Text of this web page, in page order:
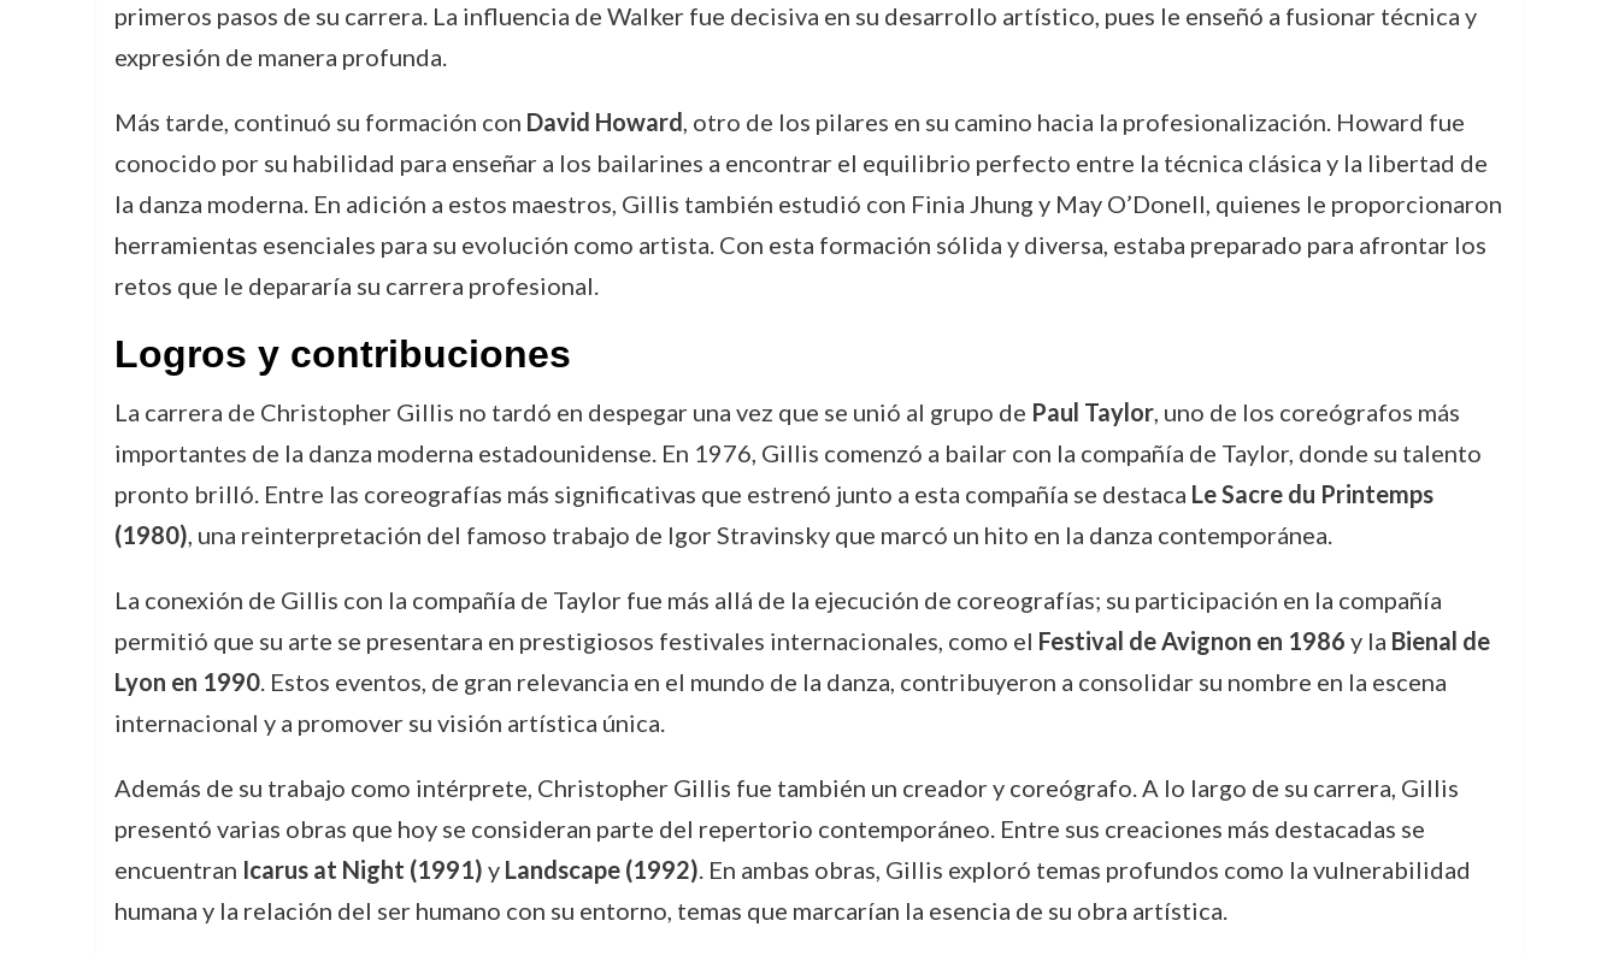
primeros pasos de su carrera. La influencia de Walker fue decisiva en su desarrollo artístico, pues le enseñó a fusionar técnica y
expresión de manera profunda.
Más tarde, continuó su formación con David Howard, otro de los pilares en su camino hacia la profesionalización. Howard fue
conocido por su habilidad para enseñar a los bailarines a encontrar el equilibrio perfecto entre la técnica clásica y la libertad de
la danza moderna. En adición a estos maestros, Gillis también estudió con Finia Jhung y May O’Donell, quienes le proporcionaron
herramientas esenciales para su evolución como artista. Con esta formación sólida y diversa, estaba preparado para afrontar los
retos que le depararía su carrera profesional.
Logros y contribuciones
La carrera de Christopher Gillis no tardó en despegar una vez que se unió al grupo de Paul Taylor, uno de los coreógrafos más
importantes de la danza moderna estadounidense. En 1976, Gillis comenzó a bailar con la compañía de Taylor, donde su talento
pronto brilló. Entre las coreografías más significativas que estrenó junto a esta compañía se destaca Le Sacre du Printemps
(1980), una reinterpretación del famoso trabajo de Igor Stravinsky que marcó un hito en la danza contemporánea.
La conexión de Gillis con la compañía de Taylor fue más allá de la ejecución de coreografías; su participación en la compañía
permitió que su arte se presentara en prestigiosos festivales internacionales, como el Festival de Avignon en 1986 y la Bienal de
Lyon en 1990. Estos eventos, de gran relevancia en el mundo de la danza, contribuyeron a consolidar su nombre en la escena
internacional y a promover su visión artística única.
Además de su trabajo como intérprete, Christopher Gillis fue también un creador y coreógrafo. A lo largo de su carrera, Gillis
presentó varias obras que hoy se consideran parte del repertorio contemporáneo. Entre sus creaciones más destacadas se
encuentran Icarus at Night (1991) y Landscape (1992). En ambas obras, Gillis exploró temas profundos como la vulnerabilidad
humana y la relación del ser humano con su entorno, temas que marcarían la esencia de su obra artística.